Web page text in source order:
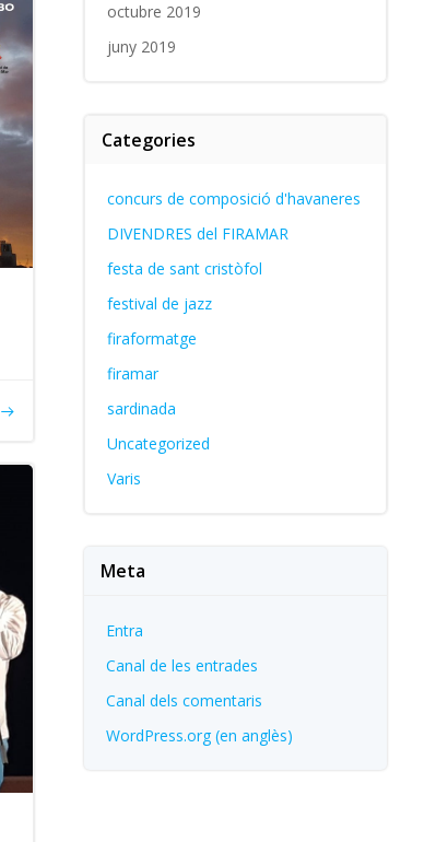
octubre 2019
juny 2019
Categories
concurs de composició d'havaneres
DIVENDRES del FIRAMAR
festa de sant cristòfol
festival de jazz
firaformatge
firamar
sardinada
Uncategorized
Varis
Meta
Entra
Canal de les entrades
Canal dels comentaris
WordPress.org (en anglès)